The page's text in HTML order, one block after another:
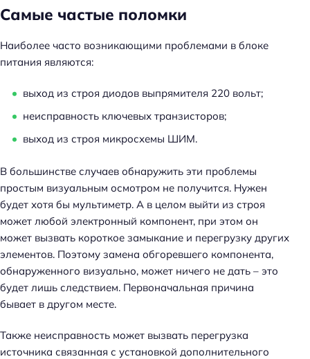
Самые частые поломки
Наиболее часто возникающими проблемами в блоке
питания являются:
выход из строя диодов выпрямителя 220 вольт;
неисправность ключевых транзисторов;
выход из строя микросхемы ШИМ.
В большинстве случаев обнаружить эти проблемы
простым визуальным осмотром не получится. Нужен
будет хотя бы мультиметр. А в целом выйти из строя
может любой электронный компонент, при этом он
может вызвать короткое замыкание и перегрузку других
элементов. Поэтому замена обгоревшего компонента,
обнаруженного визуально, может ничего не дать – это
будет лишь следствием. Первоначальная причина
бывает в другом месте.
Также неисправность может вызвать перегрузка
источника связанная с установкой дополнительного